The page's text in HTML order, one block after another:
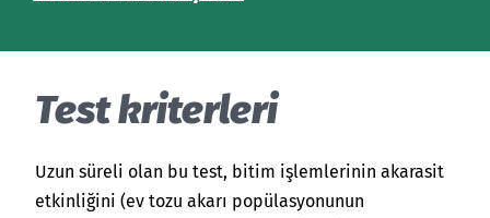
Việt Nam
Indonesia
中国
Basın
İletişim
Her zaman güncel kalın
Test kriterleri
Uzun süreli olan bu test, bitim işlemlerinin akarasit
etkinliğini (ev tozu akarı popülasyonunun